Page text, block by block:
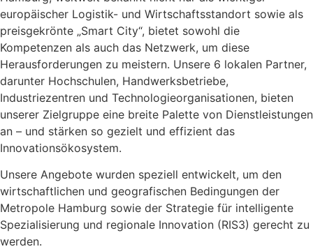
europäischer Logistik- und Wirtschaftsstandort sowie als
preisgekrönte „Smart City“, bietet sowohl die
Kompetenzen als auch das Netzwerk, um diese
Herausforderungen zu meistern. Unsere 6 lokalen Partner,
darunter Hochschulen, Handwerksbetriebe,
Industriezentren und Technologieorganisationen, bieten
unserer Zielgruppe eine breite Palette von Dienstleistungen
an – und stärken so gezielt und effizient das
Innovationsökosystem.
Unsere Angebote wurden speziell entwickelt, um den
wirtschaftlichen und geografischen Bedingungen der
Metropole Hamburg sowie der Strategie für intelligente
Spezialisierung und regionale Innovation (RIS3) gerecht zu
werden.